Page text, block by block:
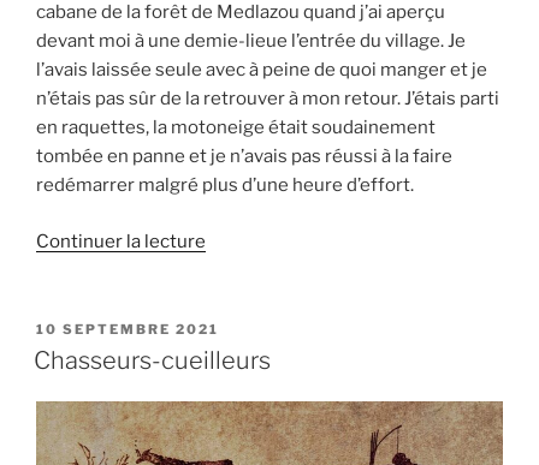
cabane de la forêt de Medlazou quand j’ai aperçu
devant moi à une demie-lieue l’entrée du village. Je
l’avais laissée seule avec à peine de quoi manger et je
n’étais pas sûr de la retrouver à mon retour. J’étais parti
en raquettes, la motoneige était soudainement
tombée en panne et je n’avais pas réussi à la faire
redémarrer malgré plus d’une heure d’effort.
Continuer la lecture
PUBLIÉ
LE
10 SEPTEMBRE 2021
Chasseurs-cueilleurs